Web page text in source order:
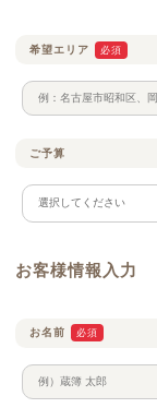
希望エリア 必須
ご予算
お客様情報入力
お名前 必須